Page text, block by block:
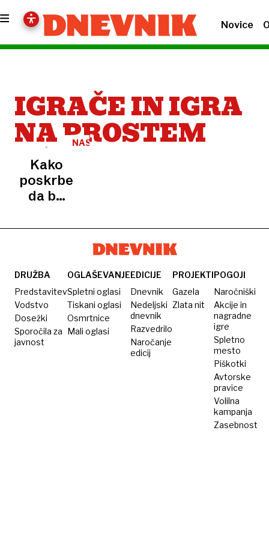
Novice
IGRAČE IN IGRA
NA PROSTEM
NASVET
Kako
poskrbeti,
da bo
pri
varno
DRUŽBA
Predstavitev
Vodstvo
Dosežki
Sporočila za
javnost
OGLAŠEVANJE
Spletni oglasi
Tiskani oglasi
Osmrtnice
Mali oglasi
EDICIJE
Dnevnik
Nedeljski
dnevnik
Razvedrilo
Naročanje
edicij
PROJEKTI
Gazela
Zlata nit
POGOJI
Naročniški
Akcije in
nagradne
igre
Spletno
mesto
Piškotki
Avtorske
pravice
Volilna
kampanja
Zasebnost